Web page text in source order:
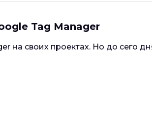
Tag Manager
на своих проектах. Но до сего